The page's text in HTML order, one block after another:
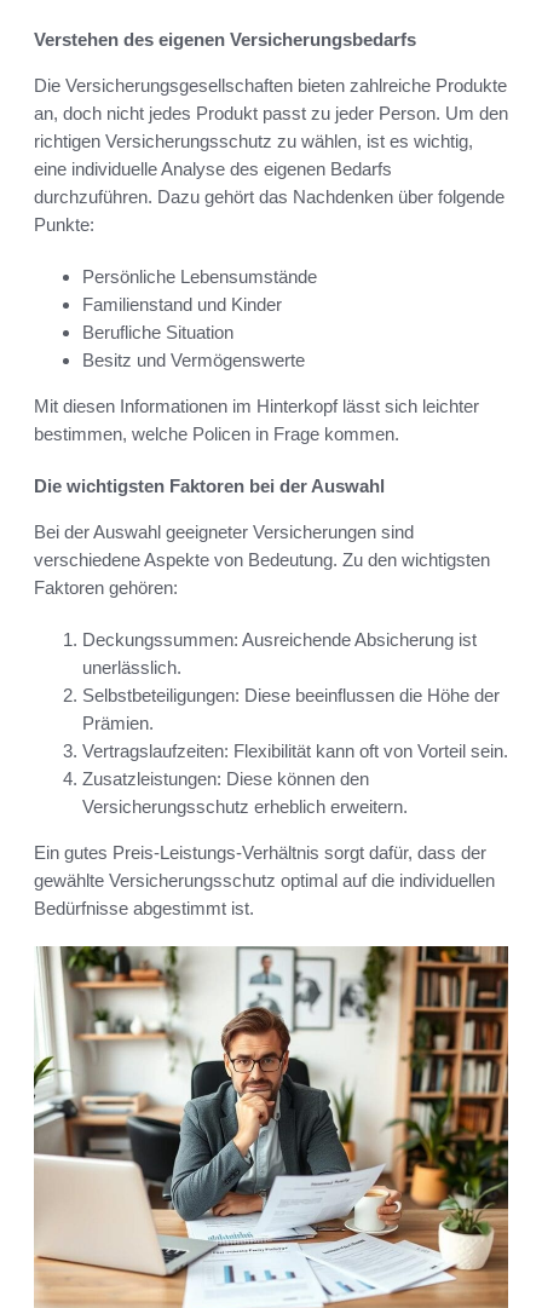
Verstehen des eigenen Versicherungsbedarfs
Die Versicherungsgesellschaften bieten zahlreiche Produkte
an, doch nicht jedes Produkt passt zu jeder Person. Um den
richtigen Versicherungsschutz zu wählen, ist es wichtig,
eine individuelle Analyse des eigenen Bedarfs
durchzuführen. Dazu gehört das Nachdenken über folgende
Punkte:
Persönliche Lebensumstände
Familienstand und Kinder
Berufliche Situation
Besitz und Vermögenswerte
Mit diesen Informationen im Hinterkopf lässt sich leichter
bestimmen, welche Policen in Frage kommen.
Die wichtigsten Faktoren bei der Auswahl
Bei der Auswahl geeigneter Versicherungen sind
verschiedene Aspekte von Bedeutung. Zu den wichtigsten
Faktoren gehören:
Deckungssummen: Ausreichende Absicherung ist
unerlässlich.
Selbstbeteiligungen: Diese beeinflussen die Höhe der
Prämien.
Vertragslaufzeiten: Flexibilität kann oft von Vorteil sein.
Zusatzleistungen: Diese können den
Versicherungsschutz erheblich erweitern.
Ein gutes Preis-Leistungs-Verhältnis sorgt dafür, dass der
gewählte Versicherungsschutz optimal auf die individuellen
Bedürfnisse abgestimmt ist.